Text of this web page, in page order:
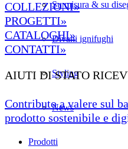
Su misura & su
Divani ignifughi
Styling
News
Prodotti
COLLEZIONI»
PROGETTI»
CATALOGHI»
CONTATTI»
AIUTI DI STATO
Contributo a valere sul
prodotto sostenibile e